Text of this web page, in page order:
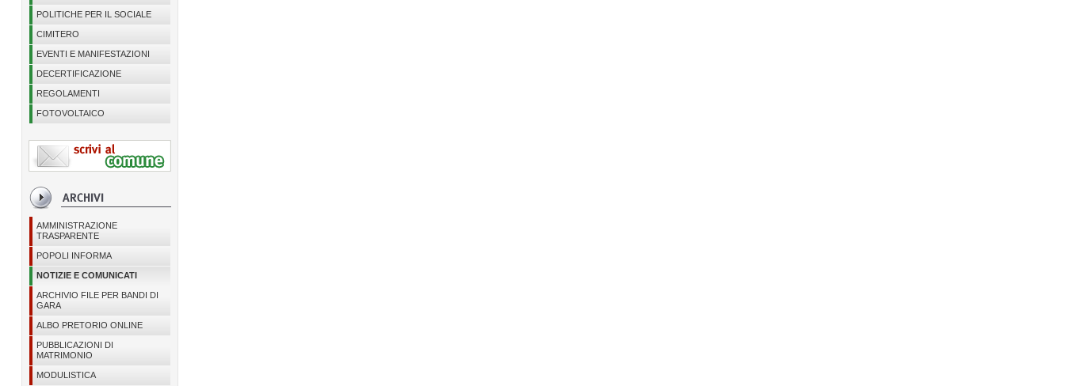
POLITICHE PER IL SOCIALE
CIMITERO
EVENTI E MANIFESTAZIONI
DECERTIFICAZIONE
REGOLAMENTI
FOTOVOLTAICO
AMMINISTRAZIONE
TRASPARENTE
POPOLI INFORMA
NOTIZIE E COMUNICATI
ARCHIVIO FILE PER BANDI DI
GARA
ALBO PRETORIO ONLINE
PUBBLICAZIONI DI
MATRIMONIO
MODULISTICA